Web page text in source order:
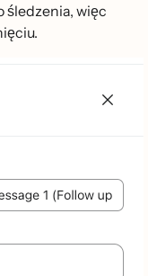
śledzenia, więc